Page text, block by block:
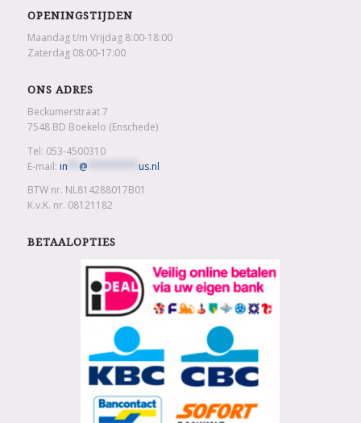
OPENINGSTIJDEN
Maandag t/m Vrijdag 8:00-18:00
Zaterdag 08:00-17:00
ONS ADRES
Beckumerstraat 7
7548 BD Boekelo (Enschede)
Tel: 053-4500310
E-mail: in @
us.nl
BTW nr. NL814288017B01
K.v.K. nr. 08121182
BETAALOPTIES